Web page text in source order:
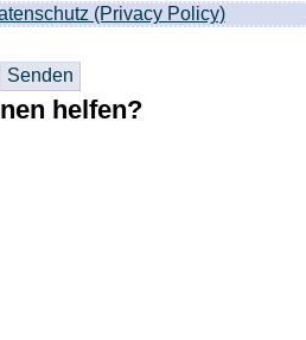
(Privacy Policy)
helfen?